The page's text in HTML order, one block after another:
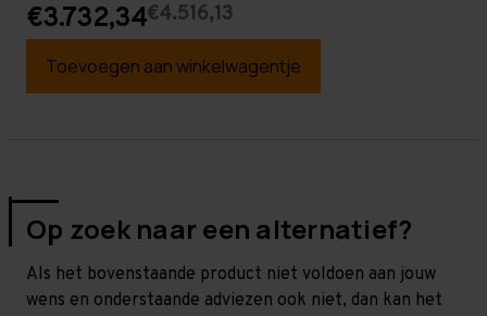
€3.732,34€4.516,13
Toevoegen aan winkelwagentje
Op zoek naar een alternatief?
Als het bovenstaande product niet voldoen aan jouw
wens en onderstaande adviezen ook niet, dan kan het